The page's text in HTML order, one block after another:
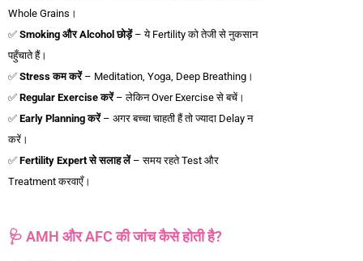
Whole Grains।
✅ Smoking और Alcoholछोड़ें– ये Fertility को तेजी से नुकसान
पहुँचाते हैं।
✅ Stressकमकरें– Meditation, Yoga, Deep Breathing।
✅ Regular Exerciseकरें– लेकिन Over Exercise से बचें।
✅ Early Planningकरें– अगर बच्चा चाहती हैं तो ज्यादा Delay न
करें।
✅ Fertility Expertसेसलाहलें– समय रहते Test और
Treatment करवाएँ।
🩺 AMH और AFC की जांच कैसे होती है?